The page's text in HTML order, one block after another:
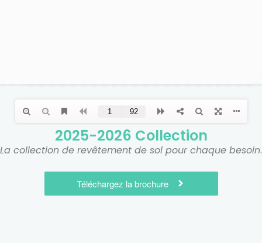
2025-2026 Collection
La collection de revêtement de sol pour chaque besoin.
Téléchargez la brochure